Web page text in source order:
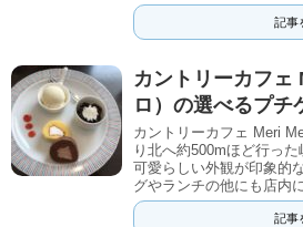
記事
カントリーカフェ
ロ）の選べるプチ
カントリーカフェ Meri
り北へ約500mほど行っ
可愛らしい外観が印象的
グやランチの他にも店内
記事